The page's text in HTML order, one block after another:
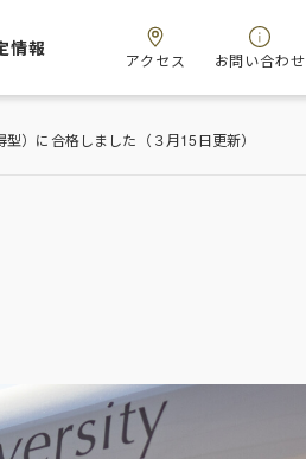
情報
アクセス お問い合わせ
）に合格しました（３月15日更新）